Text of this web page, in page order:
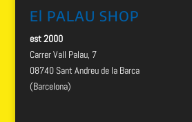
El PALAU SHOP
est 2000
Carrer Vall Palau, 7
08740 Sant Andreu de la Barca
(Barcelona)